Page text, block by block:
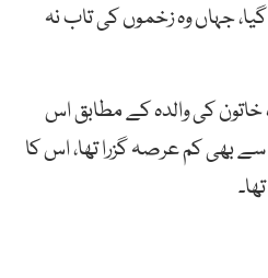
جہاں وہ زخموں کی تاب نہ
خاتون کی والدہ کے مطابق اس
کی شادی کو7 سال سے بھی کم عرصہ گزرا تھا، اس کا